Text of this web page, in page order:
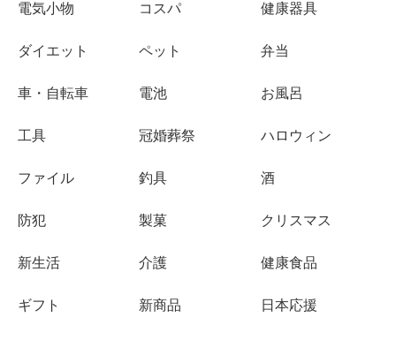
電気小物 コスパ 健康器具
ダイエット ペット 弁当
車・自転車 電池 お風呂
工具 冠婚葬祭 ハロウィン
ファイル 釣具 酒
防犯 製菓 クリスマス
新生活 介護 健康食品
ギフト 新商品 日本応援